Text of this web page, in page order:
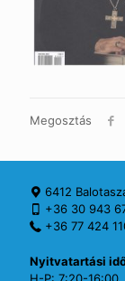
Megosztás
6412
+36 30 943
+36 77 424
Nyitvatartási